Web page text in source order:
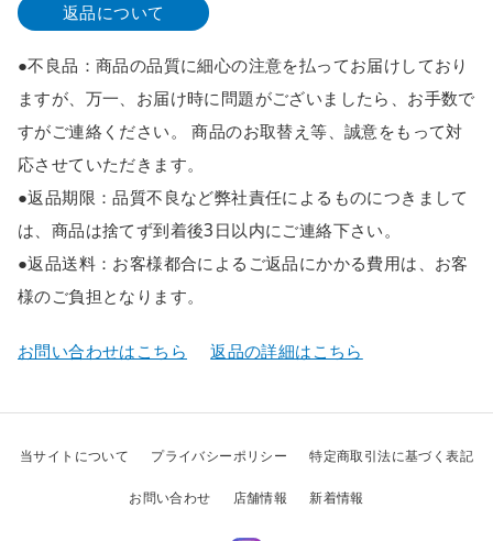
返品について
●不良品：商品の品質に細心の注意を払ってお届けしており
ますが、万一、お届け時に問題がございましたら、お手数で
すがご連絡ください。 商品のお取替え等、誠意をもって対
応させていただきます。
●返品期限：品質不良など弊社責任によるものにつきまして
は、商品は捨てず到着後3日以内にご連絡下さい。
●返品送料：お客様都合によるご返品にかかる費用は、お客
様のご負担となります。
お問い合わせはこちら 返品の詳細はこちら
当サイトについて プライバシーポリシー 特定商取引法に基づく表記
お問い合わせ 店舗情報 新着情報